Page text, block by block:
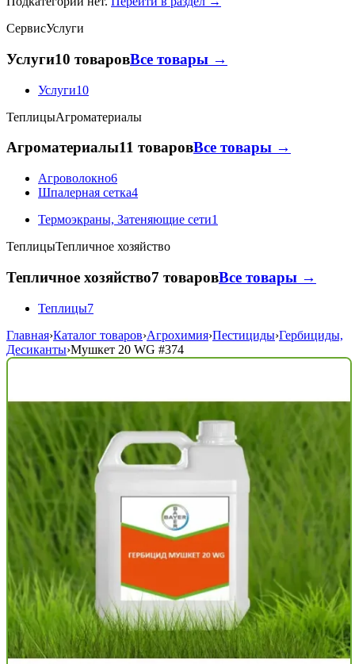
СервисУслуги
Услуги10 товаровВсе товары →
Услуги10
ТеплицыАгроматериалы
Агроматериалы11 товаровВсе товары →
Агроволокно6
Шпалерная сетка4
Термоэкраны, Затеняющие сети1
ТеплицыТепличное хозяйство
Тепличное хозяйство7 товаровВсе товары →
Теплицы7
Главная›Каталог товаров›Агрохимия›Пестициды›Гербициды,
Десиканты›Мушкет 20 WG #374